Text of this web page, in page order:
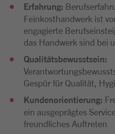
Erfahrung:
Feinkosthandwerk ist
engagierte
das Handwerk sind bei
Qualitätsbewusstsein:
Gespür für Qualität,
Kundenorientierung:
ein ausgeprägtes
freundliches Auftreten